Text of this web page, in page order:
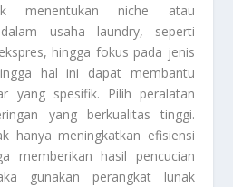
menentukan niche atau
usaha laundry, seperti
hingga fokus pada jenis
hal ini dapat membantu
yang spesifik. Pilih peralatan
yang berkualitas tinggi.
hanya meningkatkan efisiensi
memberikan hasil pencucian
gunakan perangkat lunak